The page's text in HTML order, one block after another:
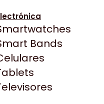
Bands